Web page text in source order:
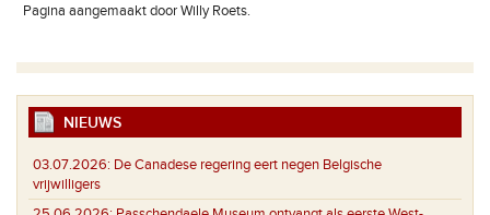
Pagina aangemaakt door Willy Roets.
NIEUWS
03.07.2026: De Canadese regering eert negen Belgische
vrijwilligers